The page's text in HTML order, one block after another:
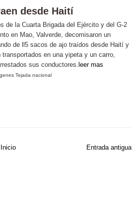
desde Haití
de la Cuarta Brigada del Ejército y del G-2
en Mao, Valverde, decomisaron un
de ll5 sacos de ajo traídos desde Haití y
transportados en una yipeta y un carro,
sus conductores. leer mas
Tejada nacional
Entrada antigua
Inicio